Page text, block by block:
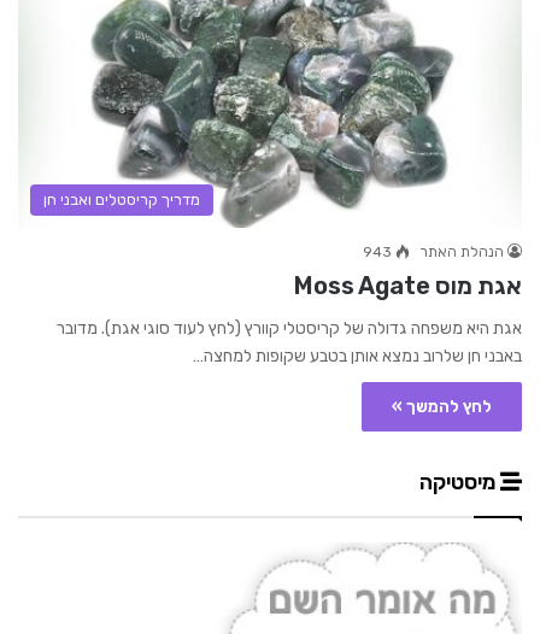
מדריך קריסטלים ואבני חן
הנהלת האתר 943
אגת מוס Moss Agate
אגת היא משפחה גדולה של קריסטלי קוורץ (לחץ לעוד סוגי אגת). מדובר
באבני חן שלרוב נמצא אותן בטבע שקופות למחצה…
לחץ להמשך »
מיסטיקה